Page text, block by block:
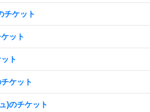
チケット
ット
ト
ケット
)のチケット